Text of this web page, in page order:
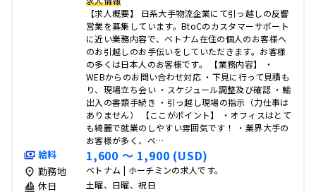
【求人概要】 日系大手物流企業にて引っ越しの反響
営業を募集しています。BtoCのカスタマーサポート
に近い業務内容で、ベトナム在住の個人のお客様へ
のお引越しのお手伝いをしていただきます。お客様
の多くは日本人のお客様です。 【業務内容】 ・
WEBからのお問い合わせ対応 ・下見に行って見積も
り、現場立ち会い ・スケジュール調整及び確認 ・輸
出入の書類手続き ・引っ越し現場の指示（力仕事は
ありません） 【ここがポイント】 ・オフィスはとて
も綺麗で就業のしやすい雰囲気です！ ・業界大手の
お客様が多く、ベ…
給料 1,600 〜 1,900 (USD)
勤務地 ベトナム | ホーチミンの求人です。
休日
土曜、日曜、祝日